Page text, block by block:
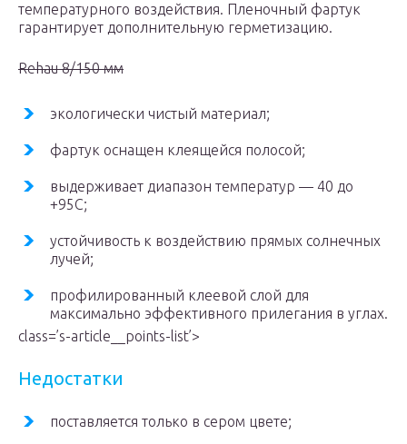
температурного воздействия. Пленочный фартук
гарантирует дополнительную герметизацию.
Rehau 8/150 мм
экологически чистый материал;
фартук оснащен клеящейся полосой;
выдерживает диапазон температур — 40 до
+95С;
устойчивость к воздействию прямых солнечных
лучей;
профилированный клеевой слой для
максимально эффективного прилегания в углах.
class=’s-article__points-list’>
Недостатки
поставляется только в сером цвете;